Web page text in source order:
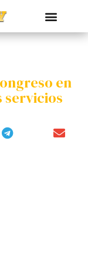
en
servicios